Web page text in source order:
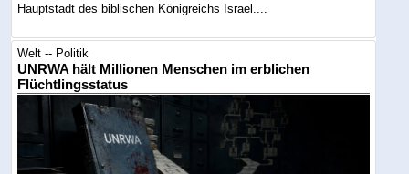
Hauptstadt des biblischen Königreichs Israel....
Welt -- Politik
UNRWA hält Millionen Menschen im erblichen
Flüchtlingsstatus